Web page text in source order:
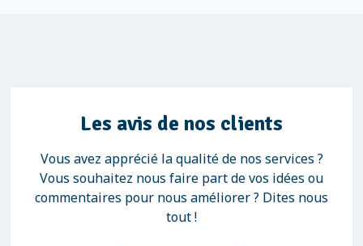
Les avis de nos clients
Vous avez apprécié la qualité de nos services ?
Vous souhaitez nous faire part de vos idées ou
commentaires pour nous améliorer ? Dites nous
tout !